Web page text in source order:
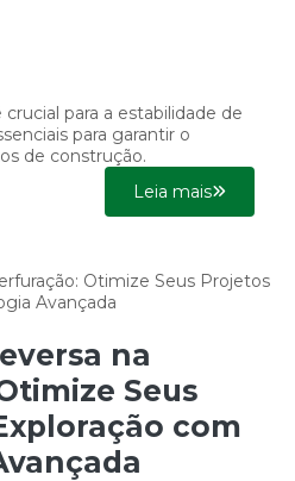
para a estabilidade de
para garantir o
de construção.
Leia mais
na
Seus
com